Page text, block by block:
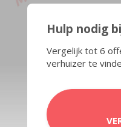
Hulp nodig
Vergelijk tot 6
verhuizer te